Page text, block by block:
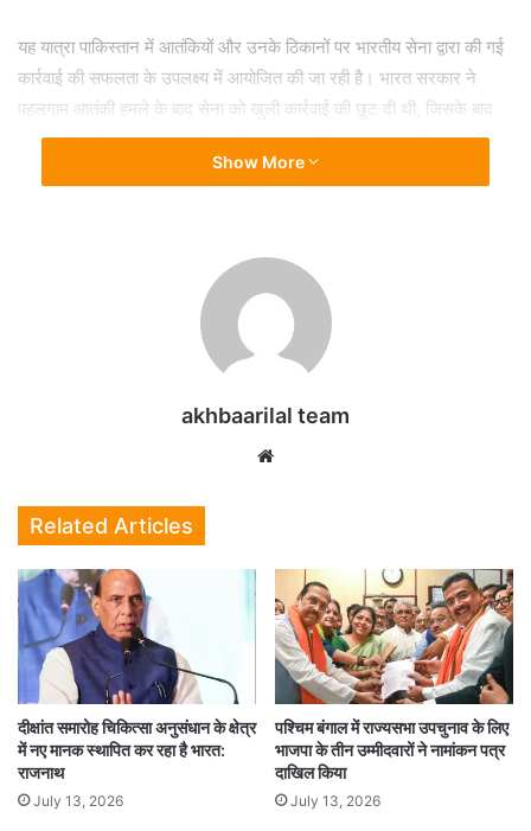
यह यात्रा पाकिस्तान में आतंकियों और उनके ठिकानों पर भारतीय सेना द्वारा की गई
कार्रवाई की सफलता के उपलक्ष्य में आयोजित की जा रही है। भारत सरकार ने
पहलगाम आतंकी हमले के बाद सेना को खुली कार्रवाई की छूट दी थी, जिसके बाद
दुश्मन को भारी नुकसान पहुंचाते हुए सीजफायर के लिए मजबूर कर दिया गया।
देखना होगा कि भाजपा नेतृत्व इस पर क्या कदम उठाता है और क्या विधायक से
जवाबदेही तय की जाएगी। आप भी देखें यह वीडियो…
00:00 00:08
Show More
akhbaarilal team
Related Articles
दीक्षांत समारोह चिकित्सा अनुसंधान के क्षेत्र
में नए मानक स्थापित कर रहा है भारत:
राजनाथ
July 13, 2026
पश्चिम बंगाल में राज्यसभा उपचुनाव के लिए
भाजपा के तीन उम्मीदवारों ने नामांकन पत्र
दाखिल किया
July 13, 2026